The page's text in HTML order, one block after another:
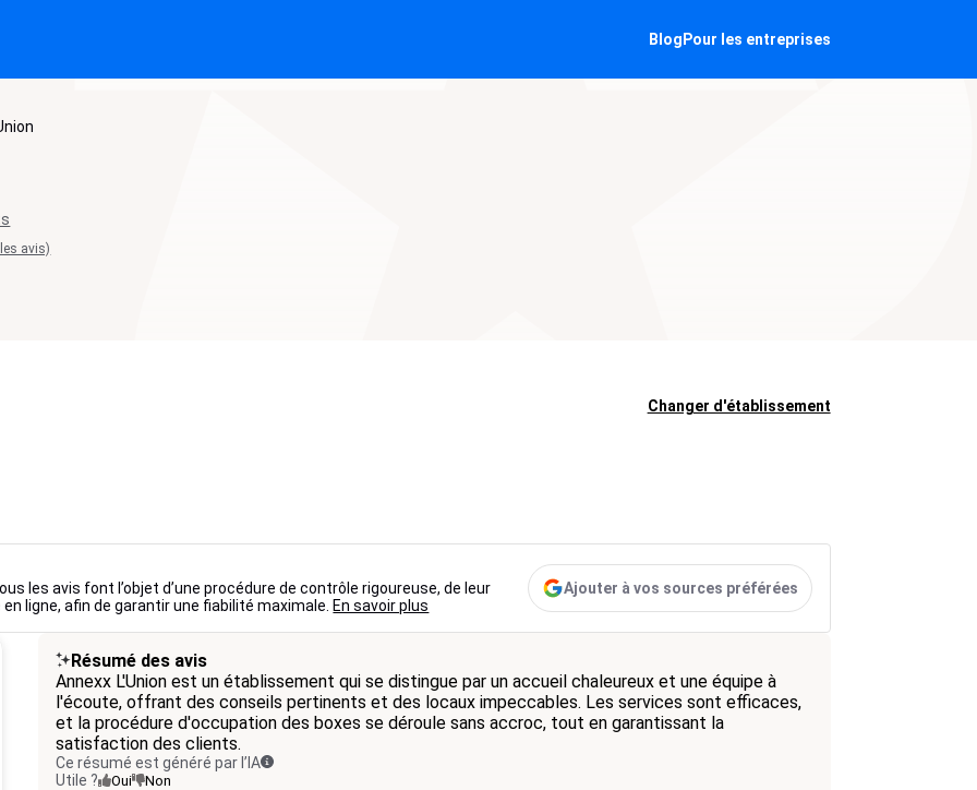
Blog Pour les entreprises
avis)
Changer d'établissement
les avis font l’objet d’une procédure de contrôle rigoureuse, de leur
ligne, afin de garantir une fiabilité maximale. En savoir plus
Ajouter à vos sources préférées
Résumé des avis
Annexx L'Union est un établissement qui se distingue par un accueil chaleureux et une équipe à
l'écoute, offrant des conseils pertinents et des locaux impeccables. Les services sont efficaces,
et la procédure d'occupation des boxes se déroule sans accroc, tout en garantissant la
satisfaction des clients.
Ce résumé est généré par l’IA
Utile ?
Oui Non